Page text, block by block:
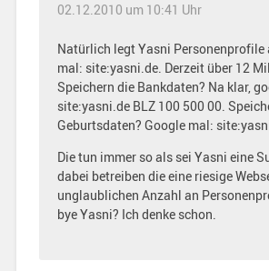
02.12.2010 um 10:41 Uhr
Natürlich legt Yasni Personenprofile
mal: site:yasni.de. Derzeit über 12
Speichern die Bankdaten? Na klar,
site:yasni.de BLZ 100 500 00.
Geburtsdaten? Google mal:
Die tun immer so als sei Yasni eine
dabei betreiben die eine riesige
unglaublichen Anzahl an
bye Yasni? Ich denke schon.